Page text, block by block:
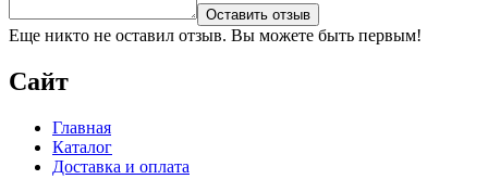
Оставить отзыв
Еще никто не оставил отзыв. Вы можете быть первым!
Сайт
Главная
Каталог
Доставка и оплата